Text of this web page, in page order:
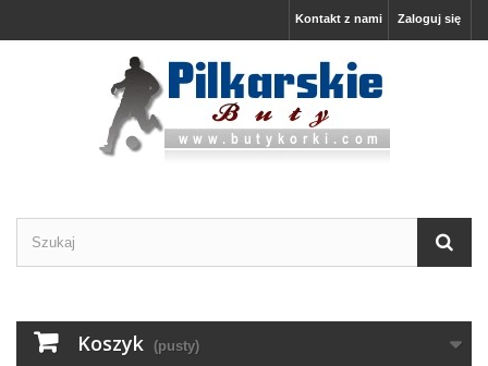
Zaloguj się
Kontakt z nami
Koszyk (pusty)